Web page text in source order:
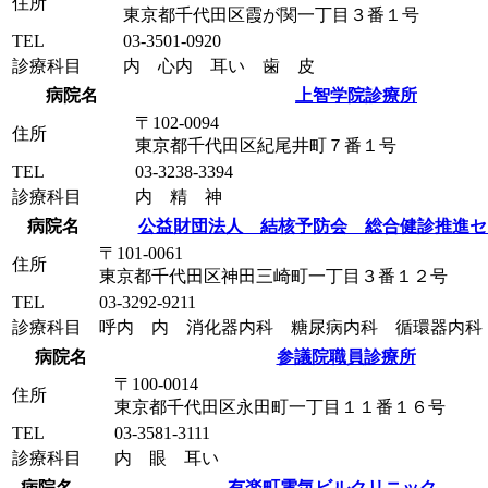
東京都千代田区霞が関一丁目３番１号
TEL
03-3501-0920
診療科目
内 心内 耳い 歯 皮
病院名
上智学院診療所
住所
〒102-0094
東京都千代田区紀尾井町７番１号
TEL
03-3238-3394
診療科目
内 精 神
病院名
公益財団法人 結核予防会 総合健診推進セ
住所
〒101-0061
東京都千代田区神田三崎町一丁目３番１２号
TEL
03-3292-9211
診療科目
呼内 内 消化器内科 糖尿病内科 循環器内科
病院名
参議院職員診療所
住所
〒100-0014
東京都千代田区永田町一丁目１１番１６号
TEL
03-3581-3111
診療科目
内 眼 耳い